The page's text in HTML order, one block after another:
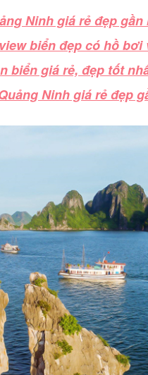
Ninh giá rẻ đẹp gần
biển đẹp có hồ
biển giá rẻ, đẹp tốt
Ninh giá rẻ đẹp